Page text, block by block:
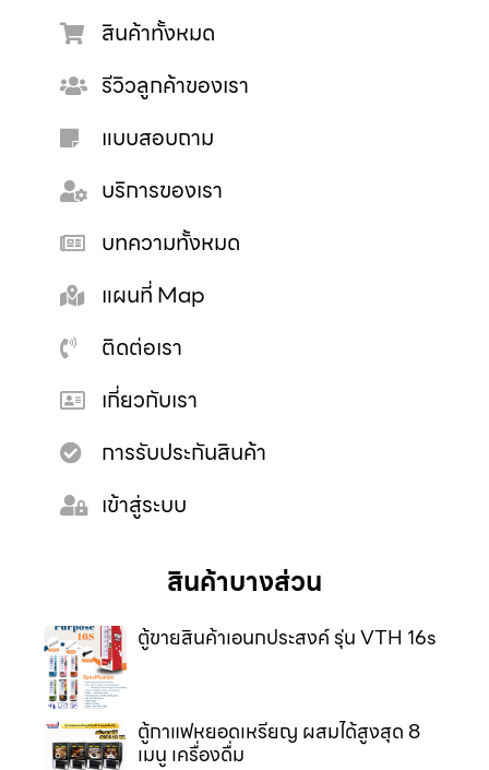
สินค้าทั้งหมด
รีวิวลูกค้าของเรา
แบบสอบถาม
บริการของเรา
บทความทั้งหมด
แผนที่ Map
ติดต่อเรา
เกี่ยวกับเรา
การรับประกันสินค้า
เข้าสู่ระบบ
สินค้าบางส่วน
ตู้ขายสินค้าเอนกประสงค์ รุ่น VTH 16s
ตู้กาแฟหยอดเหรียญ ผสมได้สูงสุด 8
เมนู เครื่องดื่ม